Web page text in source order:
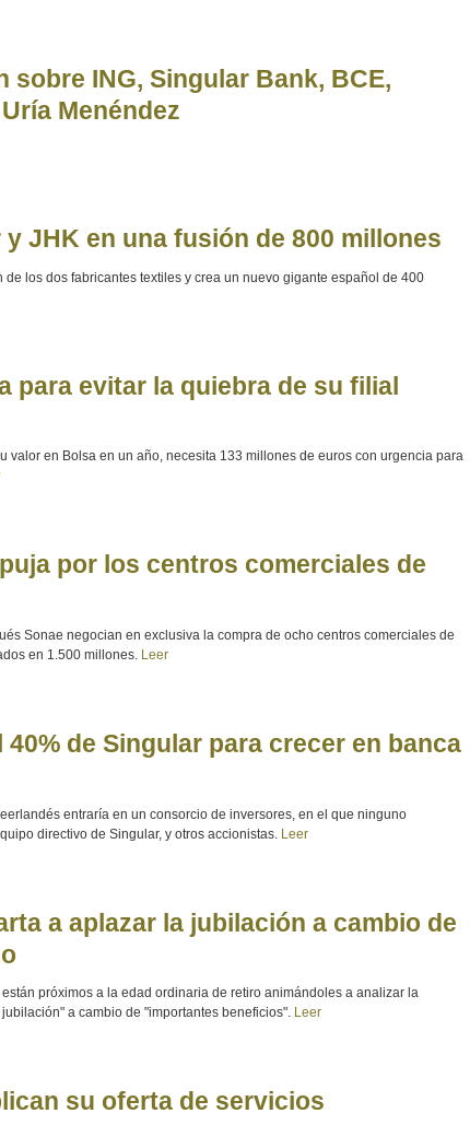
sobre ING, Singular Bank, BCE,
Menéndez
JHK en una fusión de 800 millones
los dos fabricantes textiles y crea un nuevo gigante español de 400
para evitar la quiebra de su filial
valor en Bolsa en un año, necesita 133 millones de euros con urgencia para
por los centros comerciales de
Sonae negocian en exclusiva la compra de ocho centros comerciales de
en 1.500 millones. Leer
de Singular para crecer en banca
entraría en un consorcio de inversores, en el que ninguno
directivo de Singular, y otros accionistas. Leer
a aplazar la jubilación a cambio de
próximos a la edad ordinaria de retiro animándoles a analizar la
a cambio de "importantes beneficios". Leer
su oferta de servicios